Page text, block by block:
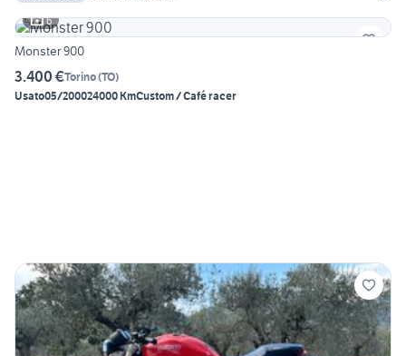
6
Monster 900
3.400 €Torino(TO)
Usato05/200024000 KmCustom / Café racer